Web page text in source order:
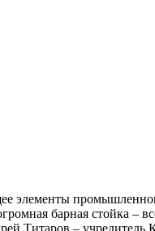
элементы
барная стойка –
Титаров –